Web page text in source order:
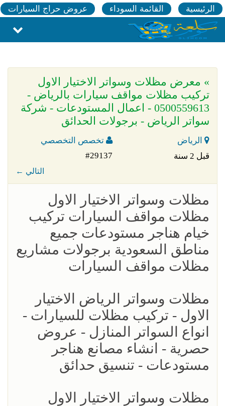
الرئيسية القائمة السوداء عروض حراج السيارات
» معرض مظلات وسواتر الاختيار الاول
تركيب مظلات مواقف سيارات بالرياض -
0500559613 - اعمال المستودعات - شركة
سواتر الرياض - برجولات الحدائق
الرياض
تخصص التخصصي
قبل 2 سنة
#29137
← التالي
مظلات وسواتر الاختيار الاول
مظلات مواقف السيارات تركيب
خيام هناجر مستودعات جميع
مناطق السعودية برجولات مشاريع
مظلات مواقف السيارات
مظلات وسواتر الرياض الاختيار
الاول - تركيب مظلات للسيارات -
انواع السواتر المنازل - عروض
حصرية - انشاء مصانع هناجر
مستودعات - تنسيق حدائق
مظلات وسواتر الاختيار الاول